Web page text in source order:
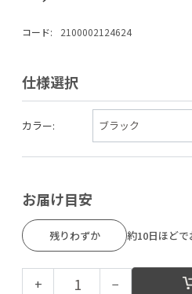
コード: 2100002124624
仕様選択
カラー:
お届け目安
残りわずか 約10日ほど
+ −